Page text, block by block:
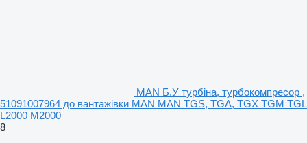
MAN Б.У турбіна, турбокомпресор ,
51091007964 до вантажівки MAN MAN TGS, TGA, TGX TGM TGL
L2000 M2000
8